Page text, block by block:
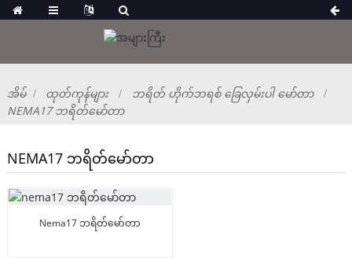
အိမ် ထုတ်ကုန်များ
ဘရိတ် ဟိုက်ဘရစ် ခြေလှမ်းပါ မော်တာ
NEMA17 ဘရိတ်မော်တာ
NEMA17 ဘရိတ်မော်တာ
Nema17 ဘရိတ်မော်တာ